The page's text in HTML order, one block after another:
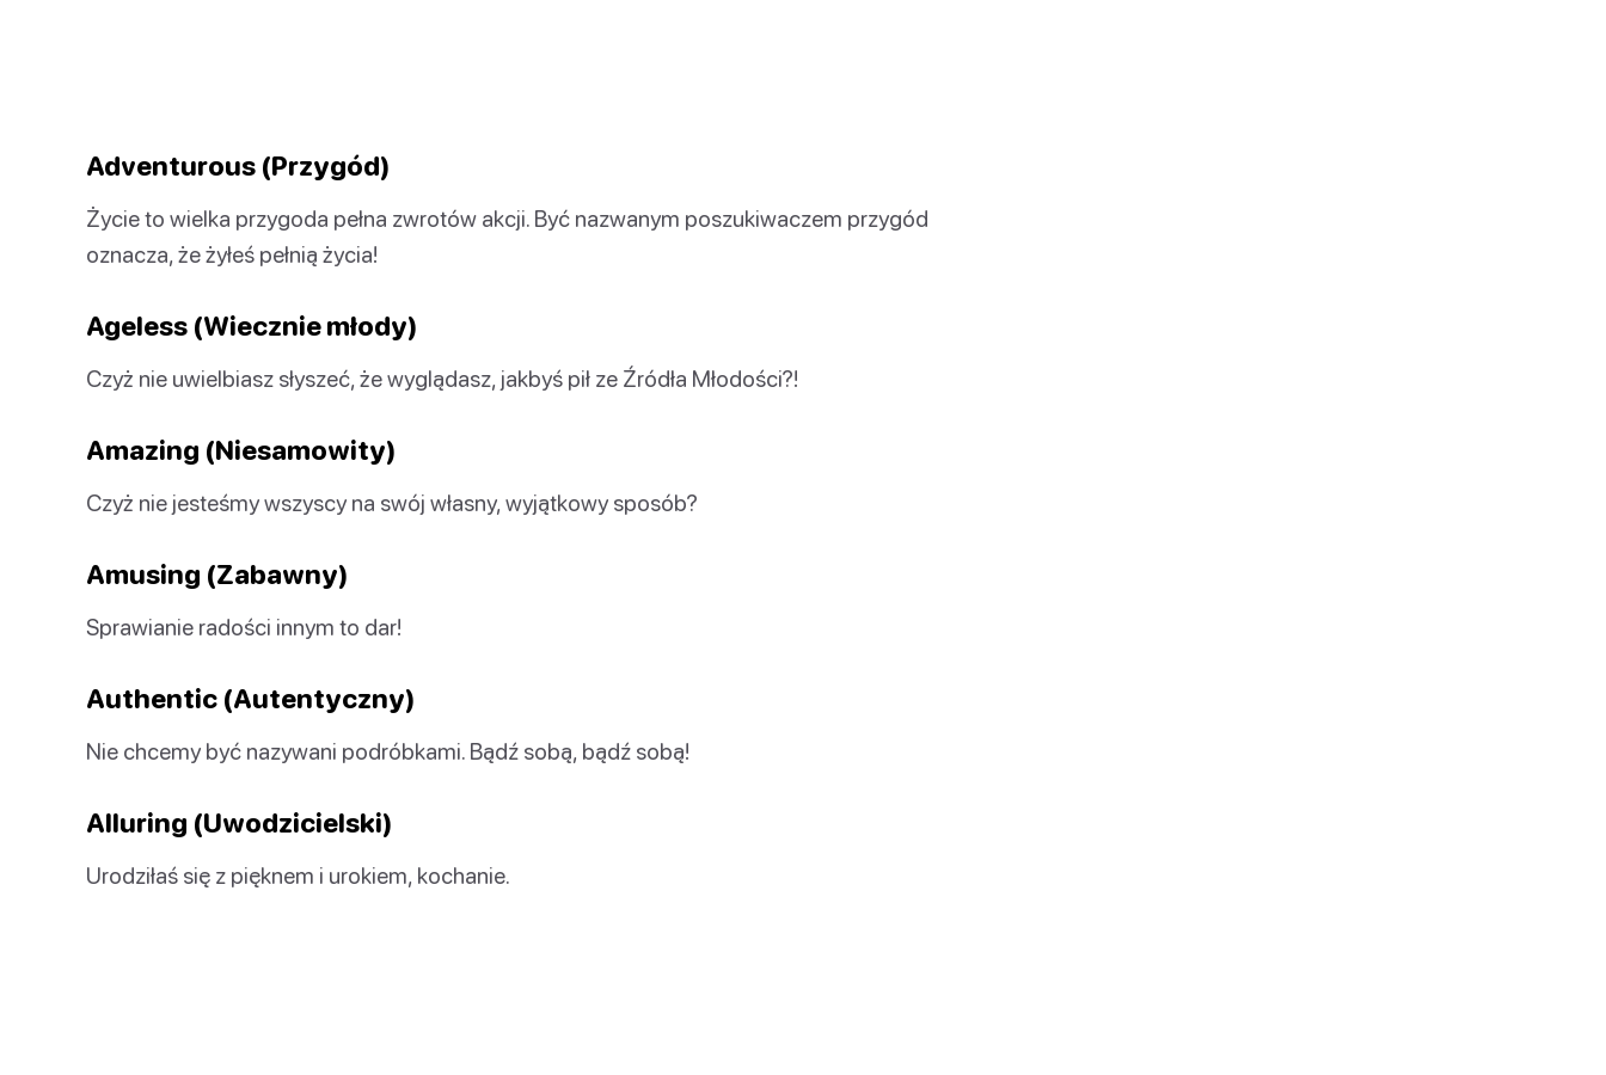
Adventurous (Przygód)
Życie to wielka przygoda pełna zwrotów akcji. Być nazwanym poszukiwaczem przygód
oznacza, że żyłeś pełnią życia!
Ageless (Wiecznie młody)
Czyż nie uwielbiasz słyszeć, że wyglądasz, jakbyś pił ze Źródła Młodości?!
Amazing (Niesamowity)
Czyż nie jesteśmy wszyscy na swój własny, wyjątkowy sposób?
Amusing (Zabawny)
Sprawianie radości innym to dar!
Authentic (Autentyczny)
Nie chcemy być nazywani podróbkami. Bądź sobą, bądź sobą!
Alluring (Uwodzicielski)
Urodziłaś się z pięknem i urokiem, kochanie.